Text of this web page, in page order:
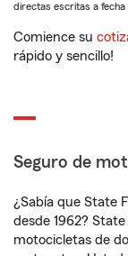
directas escritas a fecha
Comience su
rápido y sencillo!
Seguro de
¿Sabía que State
desde 1962?
motocicletas de